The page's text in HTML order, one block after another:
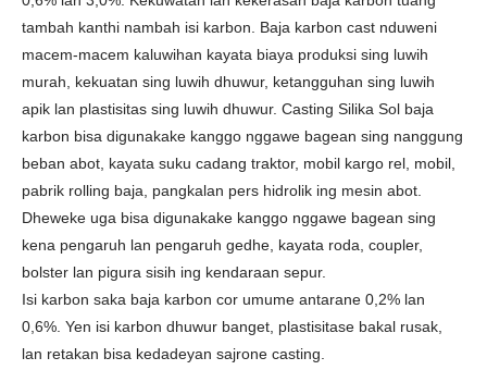
tambah kanthi nambah isi karbon. Baja karbon cast nduweni
macem-macem kaluwihan kayata biaya produksi sing luwih
murah, kekuatan sing luwih dhuwur, ketangguhan sing luwih
apik lan plastisitas sing luwih dhuwur. Casting Silika Sol baja
karbon bisa digunakake kanggo nggawe bagean sing nanggung
beban abot, kayata suku cadang traktor, mobil kargo rel, mobil,
pabrik rolling baja, pangkalan pers hidrolik ing mesin abot.
Dheweke uga bisa digunakake kanggo nggawe bagean sing
kena pengaruh lan pengaruh gedhe, kayata roda, coupler,
bolster lan pigura sisih ing kendaraan sepur.
Isi karbon saka baja karbon cor umume antarane 0,2% lan
0,6%. Yen isi karbon dhuwur banget, plastisitase bakal rusak,
lan retakan bisa kedadeyan sajrone casting.